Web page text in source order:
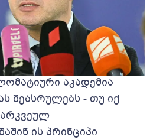
აკადემია
შეასრულებს - თუ იქ
ის პრინციპი